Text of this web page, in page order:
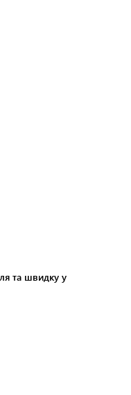
та швидку у